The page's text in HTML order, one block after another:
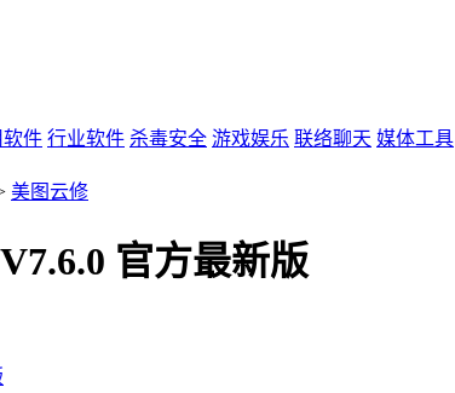
软件 行业软件 杀毒安全 游戏娱乐 联络聊天 媒体工具
美图云修
官方最新版